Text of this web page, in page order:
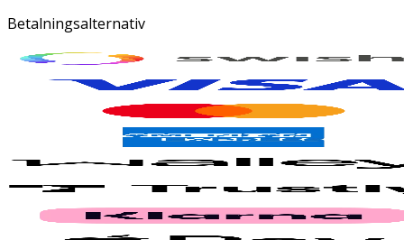
Betalningsalternativ